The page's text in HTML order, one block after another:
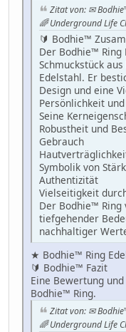
Zitat von: ✉
🌈 Underground Life
🔰 Bodhie™
Der Bodhie™
Schmuckstück
Edelstahl. Er
Design und eine
Persönlichkeit
Seine
Robustheit und
Gebrauch
Symbolik von
Authentizität
Vielseitigkeit
Der Bodhie™
tiefgehender
nachhaltiger
★ Bodhie™ Ring
🔰 Bodhie™ Fazit
Eine Bewertung
Bodhie™ Ring.
Zitat von: ✉
🌈 Underground Life